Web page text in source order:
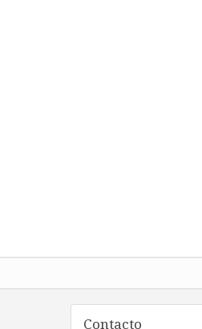
Contacto